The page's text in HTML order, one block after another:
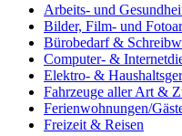
Arbeits- und
Bilder, Film- und
Bürobedarf &
Computer- &
Elektro- &
Fahrzeuge aller Art &
Ferienwohnungen/
Freizeit & Reisen